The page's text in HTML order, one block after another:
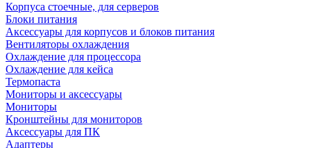
Корпуса стоечные, для серверов
Блоки питания
Аксессуары для корпусов и блоков питания
Вентиляторы охлаждения
Охлаждение для процессора
Охлаждение для кейса
Термопаста
Мониторы и аксессуары
Мониторы
Кронштейны для мониторов
Аксессуары для ПК
Адаптеры